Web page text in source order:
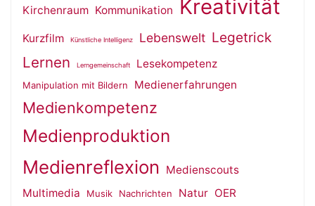
Kirchenraum Kommunikation Kreativität
Kurzfilm Künstliche Intelligenz Lebenswelt Legetrick
Lernen Lerngemeinschaft Lesekompetenz
Manipulation mit Bildern Medienerfahrungen
Medienkompetenz
Medienproduktion
Medienreflexion Medienscouts
Multimedia
Musik Nachrichten Natur OER